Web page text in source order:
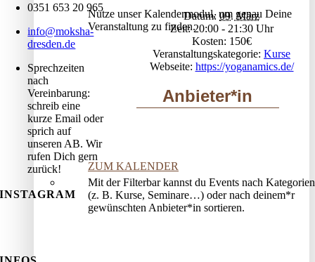
Nutze unser Kalendermodul, um genau Deine
Veranstaltung zu finden.
ZUM KALENDER
Mit der Filterbar kannst du Events nach Kategorien
(z. B. Kurse, Seminare…) oder nach deinem*r
gewünschten Anbieter*in sortieren.
Datum: 09. März
Zeit: 20:00 - 21:30
Kosten: 150€
Veranstaltungskategorie: Kurse
Webseite: https://yoganamics.de/
Anbieter*in
0351 653 20 965
info@moksha-
dresden.de
Sprechzeiten
nach
Vereinbarung:
schreib eine
kurze Email oder
sprich auf
unseren AB. Wir
rufen Dich gern
zurück!
INSTAGRAM